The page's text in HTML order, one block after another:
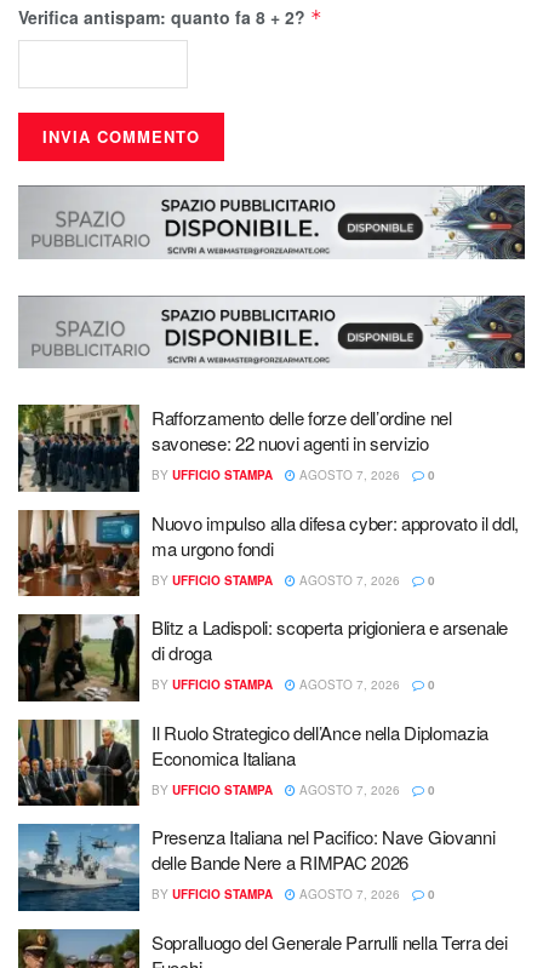
Verifica antispam: quanto fa 8 + 2? *
Rafforzamento delle forze dell’ordine nel
savonese: 22 nuovi agenti in servizio
BY UFFICIO STAMPA AGOSTO 7, 2026 0
Nuovo impulso alla difesa cyber: approvato il ddl,
ma urgono fondi
BY UFFICIO STAMPA AGOSTO 7, 2026 0
Blitz a Ladispoli: scoperta prigioniera e arsenale
di droga
BY UFFICIO STAMPA AGOSTO 7, 2026 0
Il Ruolo Strategico dell’Ance nella Diplomazia
Economica Italiana
BY UFFICIO STAMPA AGOSTO 7, 2026 0
Presenza Italiana nel Pacifico: Nave Giovanni
delle Bande Nere a RIMPAC 2026
BY UFFICIO STAMPA AGOSTO 7, 2026 0
Sopralluogo del Generale Parrulli nella Terra dei